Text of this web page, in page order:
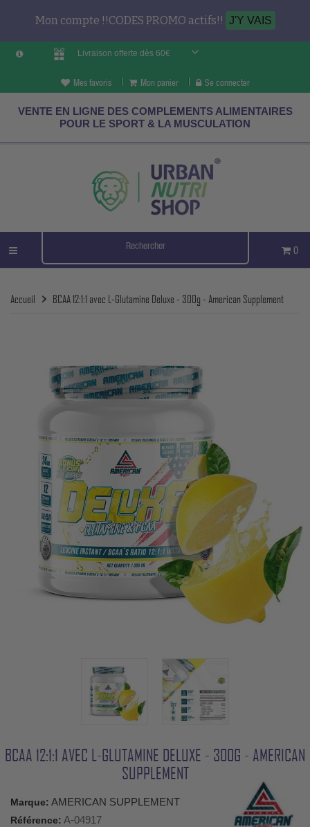
Mon compte !!CODES PROMO actifs!! J'Y VAIS
Livraison offerte dès 60€
Mes favoris Mon panier Se connecter
VENTE EN LIGNE DES COMPLEMENTS ALIMENTAIRES
POUR LE SPORT & LA MUSCULATION
0
Accueil BCAA 12:1:1 avec L-Glutamine Deluxe - 300g - American Supplement
BCAA 12:1:1 AVEC L-GLUTAMINE DELUXE - 300G - AMERICAN
SUPPLEMENT
Marque: AMERICAN SUPPLEMENT
Référence: A-04917